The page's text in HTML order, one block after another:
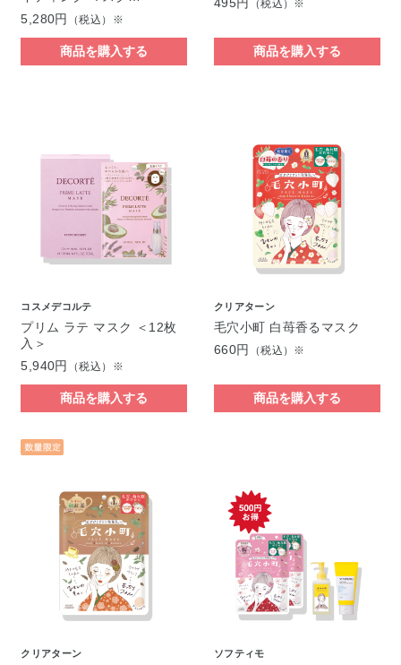
5,280円
（税込）※
商品を購入する
（税込）※
商品を購入する
コスメデコルテ
プリム ラテ マスク ＜12枚
入＞
5,940円
（税込）※
商品を購入する
クリアターン
毛穴小町 白苺香るマスク
660円
（税込）※
商品を購入する
クリアターン ソフティモ